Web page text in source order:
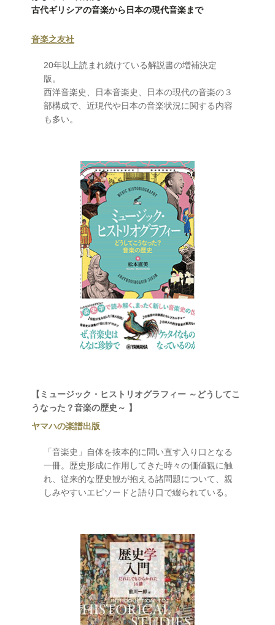
古代ギリシアの音楽から日本の現代音楽まで
音楽之友社
20年以上読まれ続けている解説書の増補決定
版。
西洋音楽史、日本音楽史、日本の現代の音楽の３
部構成で、近現代や日本の音楽状況に関する内容
も多い。
【ミュージック・ヒストリオグラフィー ～どうしてこ
うなった？音楽の歴史～ 】
ヤマハの楽譜出版
「音楽史」自体を抜本的に問い直す入り口となる
一冊。歴史形成に作用してきた時々の価値観に触
れ、従来的な歴史観が抱える諸問題について、親
しみやすいエピソードと語り口で綴られている。